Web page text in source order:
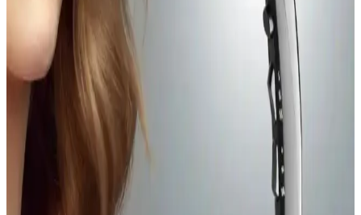
Vicks Vapo Rub Mentollü Merhem Ürün İncelemesi
ve Kullanıcı Yorumları
Vicks Vapo Rub Mentollü Merhem, doğal içerikleriyle solunum
yollarını rahatlatırken, geniş cilt uyumu ve kullanım kolaylığı sağlar.
Kokusu ise kullanıcılar arasında farklı deneyimler yaratıyor.
Naturamisse E Vitamini Serumu 20 ml Doğal ve
Güçlü Cilt Bakım Ürünü
Naturamisse E Vitamini 20 ml, doğal içeriklerle cilt ve saç bakımını
destekleyen, yaşlanma ve UV hasarına karşı koruyan etkili bir
serumdur.